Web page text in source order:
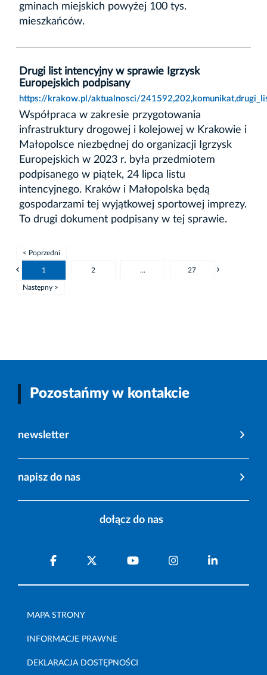
gminach miejskich powyżej 100 tys.
mieszkańców.
Drugi list intencyjny w sprawie Igrzysk
Europejskich podpisany
https://krakow.pl/aktualnosci/
Współpraca w zakresie przygotowania
infrastruktury drogowej i kolejowej w Krakowie i
Małopolsce niezbędnej do organizacji Igrzysk
Europejskich w 2023 r. była przedmiotem
podpisanego w piątek, 24 lipca listu
intencyjnego. Kraków i Małopolska będą
gospodarzami tej wyjątkowej sportowej imprezy.
To drugi dokument podpisany w tej sprawie.
< Poprzedni
1 2 ... 27
Następny >
Pozostańmy w kontakcie
newsletter
napisz do nas
dołącz do nas
MAPA STRONY
INFORMACJE PRAWNE
DEKLARACJA DOSTĘPNOŚCI